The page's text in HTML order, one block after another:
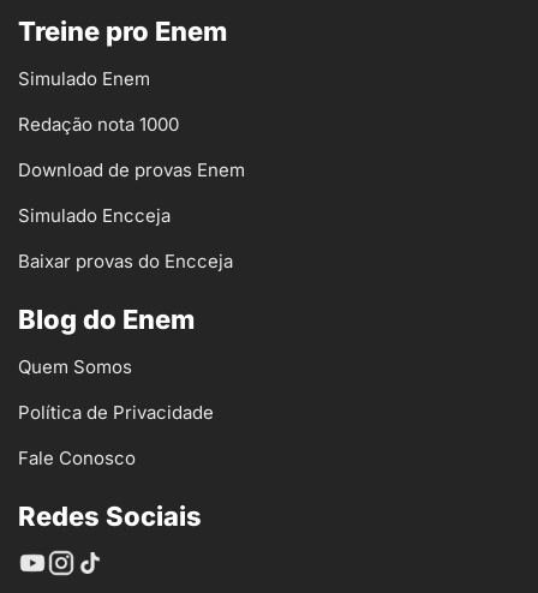
Treine pro Enem
Simulado Enem
Redação nota 1000
Download de provas Enem
Simulado Encceja
Baixar provas do Encceja
Blog do Enem
Quem Somos
Política de Privacidade
Fale Conosco
Redes Sociais